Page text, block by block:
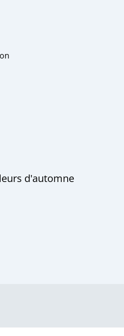
d'automne